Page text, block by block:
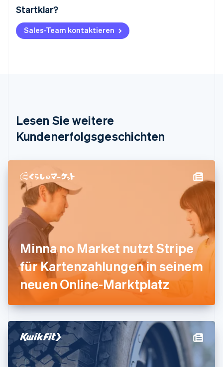
Startklar?
Sales-Team kontaktieren
Lesen Sie weitere
Kundenerfolgsgeschichten
Minna no Market nutzt Stripe
für Kartenzahlungen in seinem
neuen Online-Marktplatz
Australien
Belgien
NederlandsFrançaisDeutschEnglish
DeutschEnglish
English
简体中文English
English Svenska
Frankreich
Français English
Gibraltar
English
Griechenland
English
Indien
English
Irland
English
Japan
日本語English
Kanada
EnglishFrançais
Kroatien
EnglishItaliano